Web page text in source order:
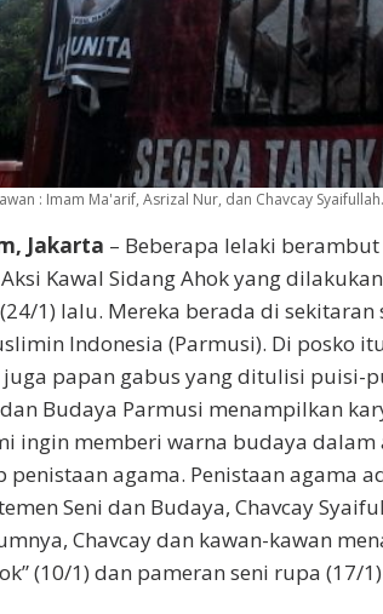
: Imam Ma'arif, Asrizal Nur, dan Chavcay
Jakarta – Beberapa lelaki
Kawal Sidang Ahok yang
1) lalu. Mereka berada di
Indonesia (Parmusi). Di posko
juga papan gabus yang ditulisi puisi-
Budaya Parmusi menampilkan
ingin memberi warna budaya
penistaan agama. Penistaan agama
Seni dan Budaya, Chavcay
Chavcay dan kawan-kawan
(10/1) dan pameran seni rupa (17/